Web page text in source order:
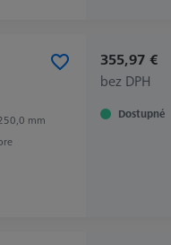
mm
355,97 €
bez DPH
Dostupné